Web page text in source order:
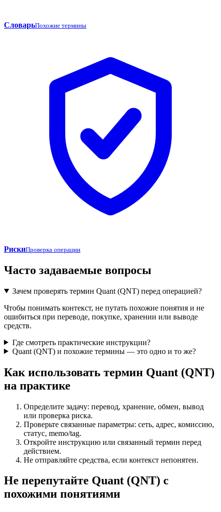
СловарьПохожие термины
РискиПроверка операции
Часто задаваемые вопросы
Зачем проверять термин Quant (QNT) перед операцией?
Чтобы понимать контекст, не путать похожие понятия и не
ошибиться при переводе, покупке, хранении или выводе
средств.
Где смотреть практические инструкции?
Quant (QNT) и похожие термины — это одно и то же?
Как использовать термин Quant (QNT)
на практике
Определите задачу: перевод, хранение, обмен, вывод
или проверка риска.
Проверьте связанные параметры: сеть, адрес, комиссию,
статус, memo/tag.
Откройте инструкцию или связанный термин перед
действием.
Не отправляйте средства, если контекст непонятен.
Не перепутайте Quant (QNT) с
похожими понятиями